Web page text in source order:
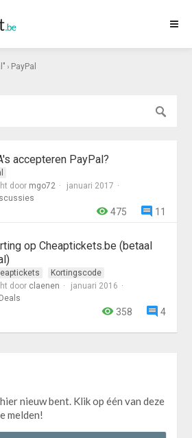
› PayPal
accepteren PayPal?
door mgo72
januari 2017
11
475
op Cheaptickets.be (betaal
Kortingscode
door claenen
januari 2016
4
358
nieuw bent. Klik op één van deze
melden!